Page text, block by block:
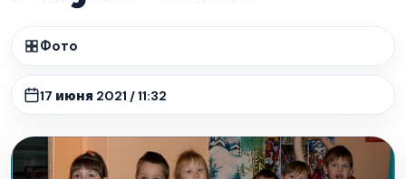
Фото
17 июня 2021 / 11:32